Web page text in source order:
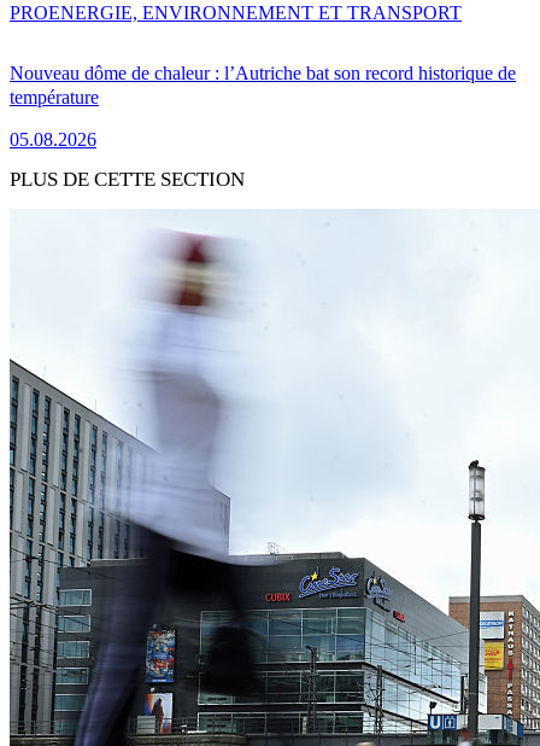
Nouveau dôme de chaleur : l’Autriche bat son record historique de
température
05.08.2026
PROENERGIE, ENVIRONNEMENT ET TRANSPORT
PLUS DE CETTE SECTION